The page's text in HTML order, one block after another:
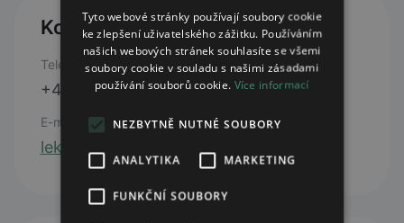
Kontakty
Telefon
+420 318 593 232
E-mail
lekarna.knin@seznam.cz
Tyto webové stránky používají soubory cookie
ke zlepšení uživatelského zážitku. Používáním
našich webových stránek souhlasíte se všemi
soubory cookie v souladu s našimi zásadami
používání souborů cookie. Více informací
NEZBYTNĚ NUTNÉ SOUBORY
ANALYTIKA MARKETING
FUNKČNÍ SOUBORY